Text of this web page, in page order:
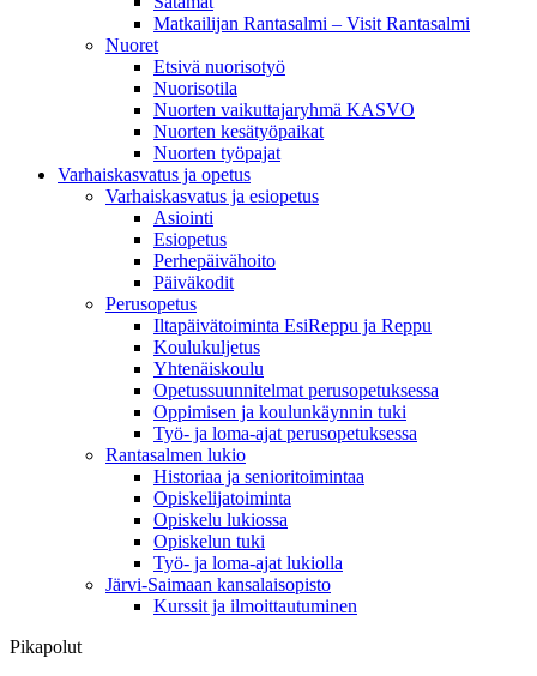
Matkailijan Rantasalmi – Visit Rantasalmi
Nuoret
Etsivä nuorisotyö
Nuorisotila
Nuorten vaikuttajaryhmä KASVO
Nuorten kesätyöpaikat
Nuorten työpajat
Varhaiskasvatus ja opetus
Varhaiskasvatus ja esiopetus
Asiointi
Esiopetus
Perhepäivähoito
Päiväkodit
Perusopetus
Iltapäivätoiminta EsiReppu ja Reppu
Koulukuljetus
Yhtenäiskoulu
Opetussuunnitelmat perusopetuksessa
Oppimisen ja koulunkäynnin tuki
Työ- ja loma-ajat perusopetuksessa
Rantasalmen lukio
Historiaa ja senioritoimintaa
Opiskelijatoiminta
Opiskelu lukiossa
Opiskelun tuki
Työ- ja loma-ajat lukiolla
Järvi-Saimaan kansalaisopisto
Kurssit ja ilmoittautuminen
Pikapolut